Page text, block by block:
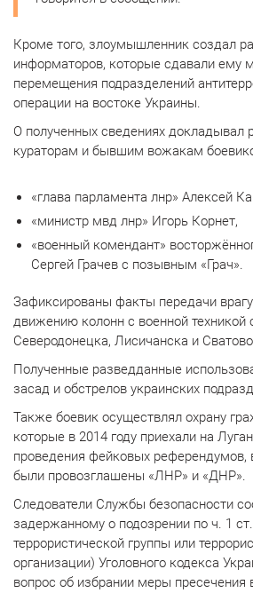
Кроме того, злоумышленник создал
информаторов, которые сдавали ему
перемещения подразделений
операции на востоке Украины.
О полученных сведениях докладывал
кураторам и бывшим вожакам
«глава парламента лнр» Алексей
«министр мвд лнр» Игорь Корнет,
«военный комендант»
Сергей Грачев с позывным «Грач».
Зафиксированы факты передачи
движению колонн с военной техникой
Северодонецка, Лисичанска и
Полученные разведданные
засад и обстрелов украинских
Также боевик осуществлял охрану
которые в 2014 году приехали на
проведения фейковых референдумов,
были провозглашены «ЛНР» и «ДНР».
Следователи Службы безопасности
задержанному о подозрении по ч. 1
террористической группы или
организации) Уголовного кодекса
вопрос об избрании меры пресечения